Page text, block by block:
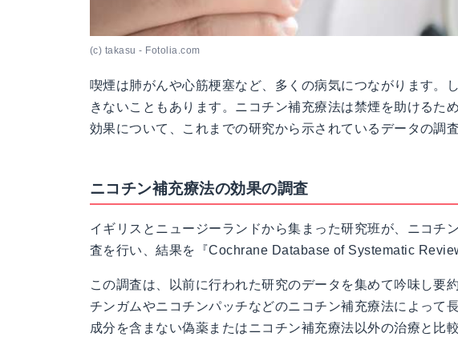
(c) takasu - Fotolia.com
喫煙は肺がんや心筋梗塞など、多くの病気につながります。
きないこともあります。ニコチン補充療法は禁煙を助けるた
効果について、これまでの研究から示されているデータの調
ニコチン補充療法の効果の調査
イギリスとニュージーランドから集まった研究班が、ニコチ
査を行い、結果を『Cochrane Database of Systematic
この調査は、以前に行われた研究のデータを集めて吟味し要
チンガムやニコチンパッチなどのニコチン補充療法によって
成分を含まない偽薬またはニコチン補充療法以外の治療と比